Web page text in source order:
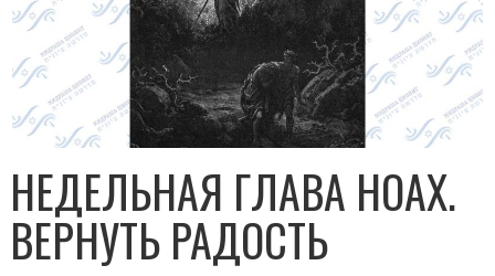
НЕДЕЛЬНАЯ ГЛАВА НОАХ.
ВЕРНУТЬ РАДОСТЬ